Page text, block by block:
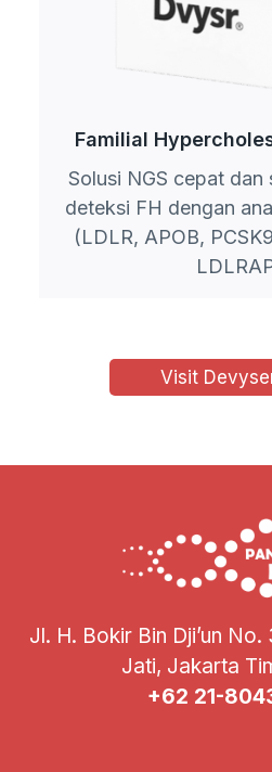
Familial
Solusi NGS cepat dan
deteksi FH dengan
(LDLR, APOB,
Visit
Jl. H. Bokir Bin Dji’un
Jati, Jakarta
+62 21-